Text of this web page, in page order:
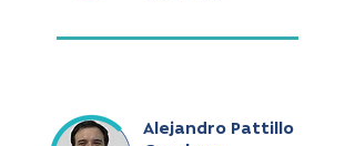
Alejandro Pattillo